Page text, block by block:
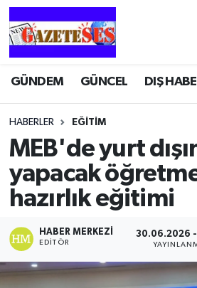
GÜNDEM GÜNCEL DIŞ
HABERLER EĞİTİM
MEB'de yurt
yapacak
hazırlık eğitimi
HABER MERKEZI
EDITÖR
30.06.2026 -